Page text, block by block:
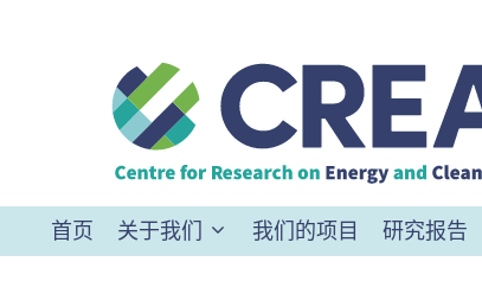
首页 关于我们 我们的项目 研究报告